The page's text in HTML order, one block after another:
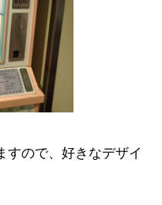
すので、好きなデザイ